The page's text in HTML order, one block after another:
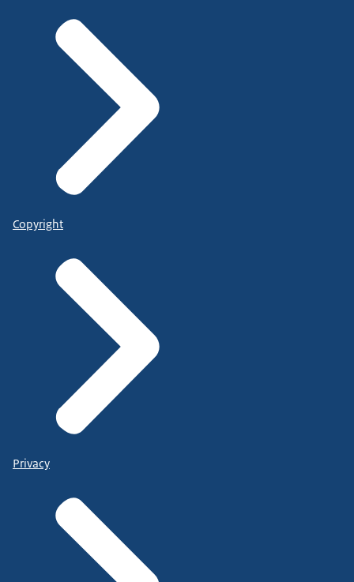
Copyright
Privacy